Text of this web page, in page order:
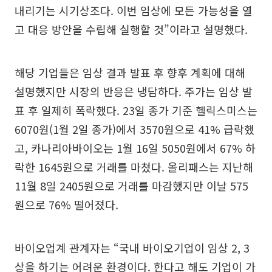
내리기는 시기상조다. 이번 임상에 모든 가능성을 열
고 대응 방안을 수립해 실행할 것”이라고 설명했다.
해당 기업들은 임상 결과 발표 후 향후 계획에 대해
설명했지만 시장의 반응은 냉담하다. 주가는 임상 발
표 후 일제히 폭락했다. 23일 종가 기준 헬릭스미스는
6070원(1월 2일 종가)에서 3570원으로 41% 급락했
고, 카나리아바이오는 1월 16일 5050원에서 67% 하
락한 1645원으로 거래를 마쳤다. 올리패스는 지난해
11월 8일 2405원으로 거래를 마감했지만 이날 575
원으로 76% 떨어졌다.
바이오업계 관계자는 “국내 바이오기업이 임상 2, 3
상을 하기는 어려운 환경이다. 한다고 해도 기업이 가